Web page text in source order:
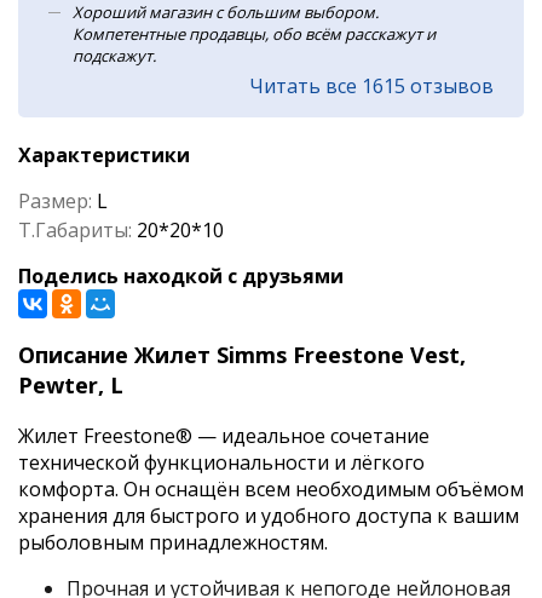
Хороший магазин с большим выбором.
Компетентные продавцы, обо всём расскажут и
подскажут.
Читать все 1615 отзывов
Характеристики
Размер: L
Т.Габариты: 20*20*10
Поделись находкой с друзьями
Описание Жилет Simms Freestone Vest,
Pewter, L
Жилет Freestone® — идеальное сочетание
технической функциональности и лёгкого
комфорта. Он оснащён всем необходимым объёмом
хранения для быстрого и удобного доступа к вашим
рыболовным принадлежностям.
Прочная и устойчивая к непогоде нейлоновая